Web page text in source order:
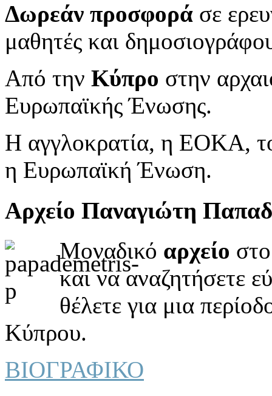
Δωρεάν προσφορά σε
μαθητές και
Από την Κύπρο στην
Ευρωπαϊκής Ένωσης.
Η αγγλοκρατία, η ΕΟΚΑ,
η Ευρωπαϊκή Ένωση.
Αρχείο Παναγιώτη
Μοναδικό αρχείο
και να αναζητήσετε
θέλετε για μια
Κύπρου.
ΒΙΟΓΡΑΦΙΚΟ